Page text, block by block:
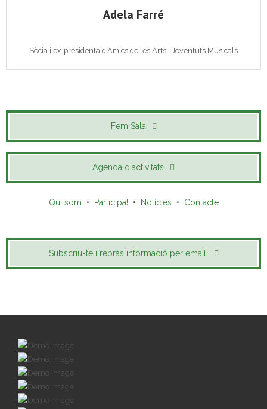
Adela Farré
Sòcia i ex-presidenta d'Amics de les Arts i Joventuts Musicals
Fem Sala
Agenda d'activitats
Qui som • Participa! • Notícies • Contacte
Subscriu-te i rebràs informació per email!